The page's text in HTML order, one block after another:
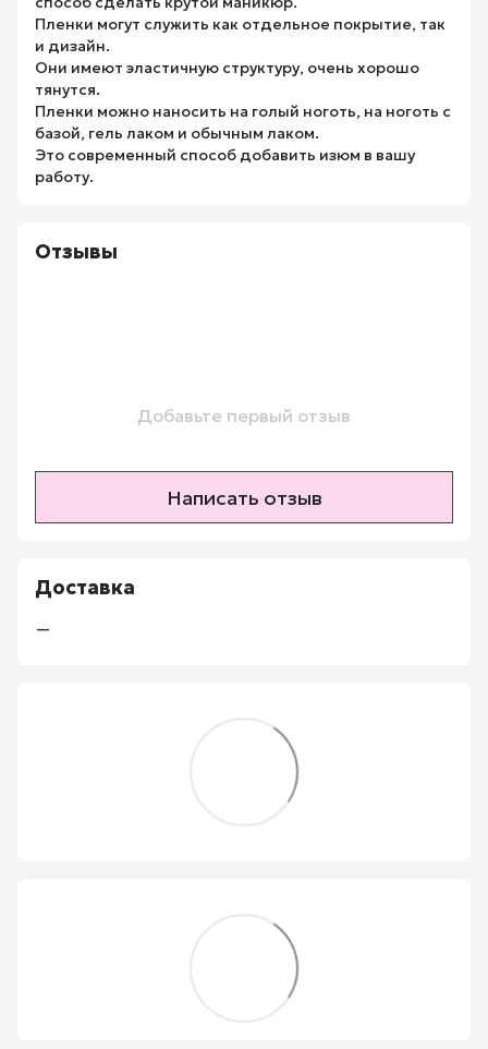
Пленки могут служить как отдельное покрытие, так
и дизайн.
Они имеют эластичную структуру, очень хорошо
тянутся.
Пленки можно наносить на голый ноготь, на ноготь с
базой, гель лаком и обычным лаком.
Это современный способ добавить изюм в вашу
работу.
Отзывы
Добавьте первый отзыв
Написать отзыв
Доставка